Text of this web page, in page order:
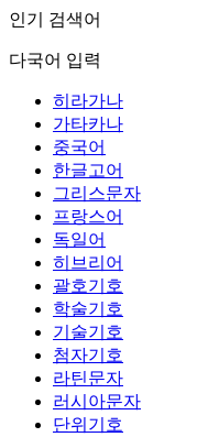
인기 검색어
다국어 입력
히라가나
가타카나
중국어
한글고어
그리스문자
프랑스어
독일어
히브리어
괄호기호
학술기호
기술기호
첨자기호
라틴문자
러시아문자
단위기호